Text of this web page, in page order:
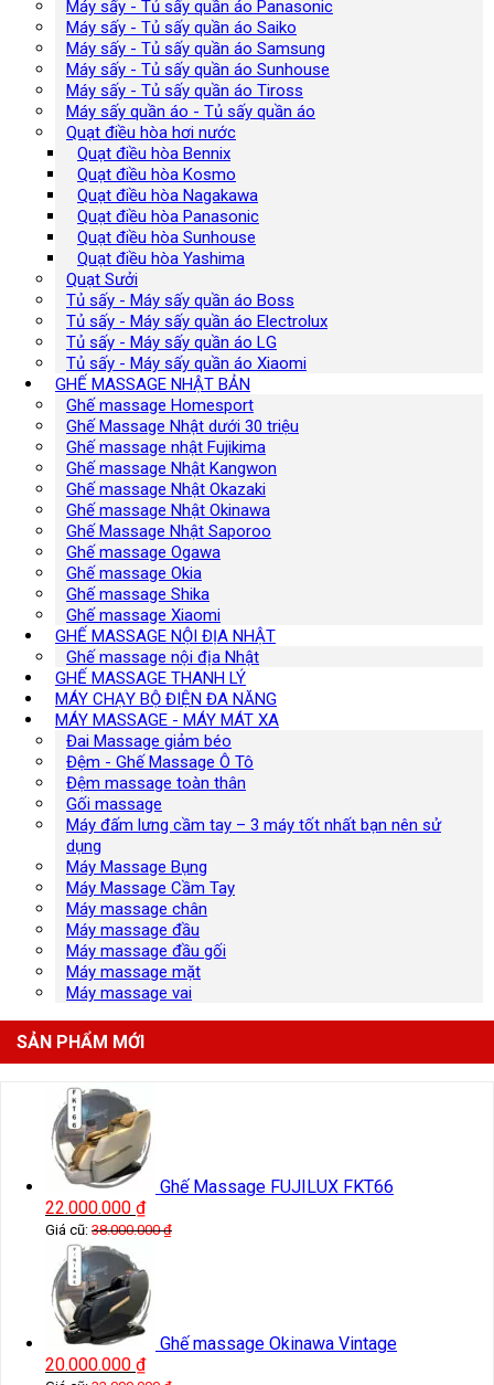
Máy sấy - Tủ sấy quần áo Panasonic
Máy sấy - Tủ sấy quần áo Saiko
Máy sấy - Tủ sấy quần áo Samsung
Máy sấy - Tủ sấy quần áo Sunhouse
Máy sấy - Tủ sấy quần áo Tiross
Máy sấy quần áo - Tủ sấy quần áo
Quạt điều hòa hơi nước
Quạt điều hòa Bennix
Quạt điều hòa Kosmo
Quạt điều hòa Nagakawa
Quạt điều hòa Panasonic
Quạt điều hòa Sunhouse
Quạt điều hòa Yashima
Quạt Sưởi
Tủ sấy - Máy sấy quần áo Boss
Tủ sấy - Máy sấy quần áo Electrolux
Tủ sấy - Máy sấy quần áo LG
Tủ sấy - Máy sấy quần áo Xiaomi
GHẾ MASSAGE NHẬT BẢN
Ghế massage Homesport
Ghế Massage Nhật dưới 30 triệu
Ghế massage nhật Fujikima
Ghế massage Nhật Kangwon
Ghế massage Nhật Okazaki
Ghế massage Nhật Okinawa
Ghế Massage Nhật Saporoo
Ghế massage Ogawa
Ghế massage Okia
Ghế massage Shika
Ghế massage Xiaomi
GHẾ MASSAGE NỘI ĐỊA NHẬT
Ghế massage nội địa Nhật
GHẾ MASSAGE THANH LÝ
MÁY CHẠY BỘ ĐIỆN ĐA NĂNG
MÁY MASSAGE - MÁY MÁT XA
Đai Massage giảm béo
Đệm - Ghế Massage Ô Tô
Đệm massage toàn thân
Gối massage
Máy đấm lưng cầm tay – 3 máy tốt nhất bạn nên sử
dụng
Máy Massage Bụng
Máy Massage Cầm Tay
Máy massage chân
Máy massage đầu
Máy massage đầu gối
Máy massage mặt
Máy massage vai
SẢN PHẨM MỚI
Ghế Massage FUJILUX FKT66
22.000.000 ₫
Giá cũ: 38.000.000₫
Ghế massage Okinawa Vintage
20.000.000 ₫